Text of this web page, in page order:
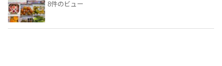
8件のビュー